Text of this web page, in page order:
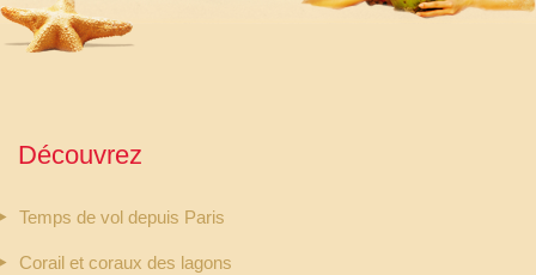
Découvrez
Temps de vol depuis Paris
Corail et coraux des lagons